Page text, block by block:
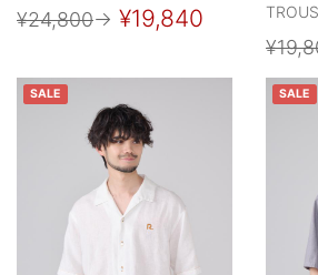
¥24,800→ ¥19,840
SALE SALE